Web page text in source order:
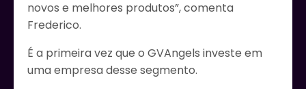
novos e melhores produtos”, comenta
Frederico.
É a primeira vez que o GVAngels investe em
uma empresa desse segmento.